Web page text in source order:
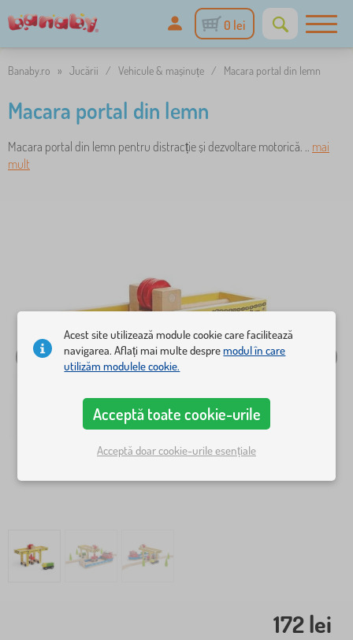
0 lei
Banaby.ro » Jucării / Vehicule & mașinuțe / Macara portal din lemn
Macara portal din lemn
Macara portal din lemn pentru distracție și dezvoltare motorică. .. mai
mult
172 lei
Acest site utilizează module cookie care facilitează
navigarea. Aflați mai multe despremodul în care
utilizăm modulele cookie.
Acceptă toate cookie-urile
Acceptă doar cookie-urile esențiale